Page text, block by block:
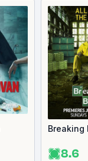
Breaking
8.6